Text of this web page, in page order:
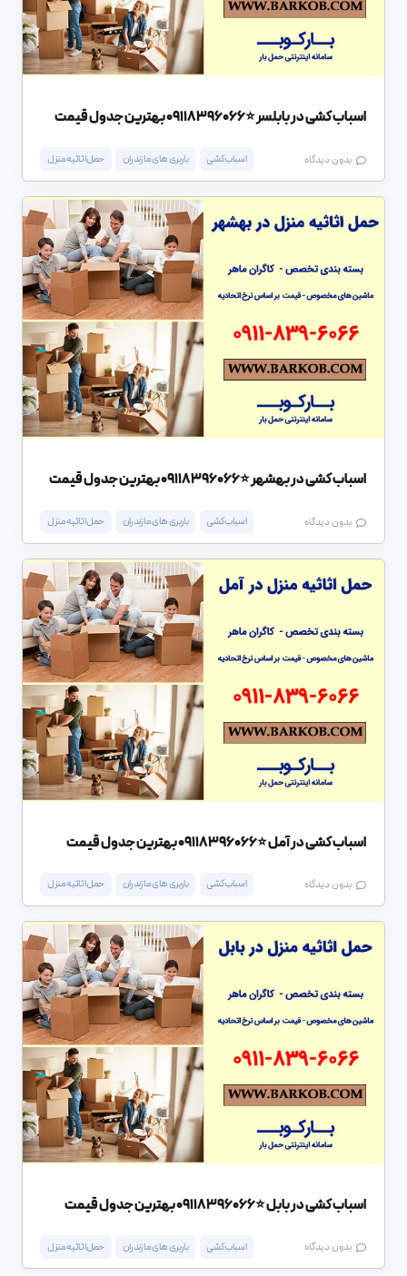
اسباب کشی در بابلسر ⭐️09118396066 بهترین جدول قیمت
بدون دیدگاه اسباب کشی باربری های مازندران حمل اثاثیه منزل
اسباب کشی در بهشهر ⭐️09118396066 بهترین جدول قیمت
بدون دیدگاه اسباب کشی باربری های مازندران حمل اثاثیه منزل
اسباب کشی در آمل ⭐️09118396066 بهترین جدول قیمت
بدون دیدگاه اسباب کشی باربری های مازندران حمل اثاثیه منزل
اسباب کشی در بابل ⭐️09118396066 بهترین جدول قیمت
بدون دیدگاه اسباب کشی باربری های مازندران حمل اثاثیه منزل